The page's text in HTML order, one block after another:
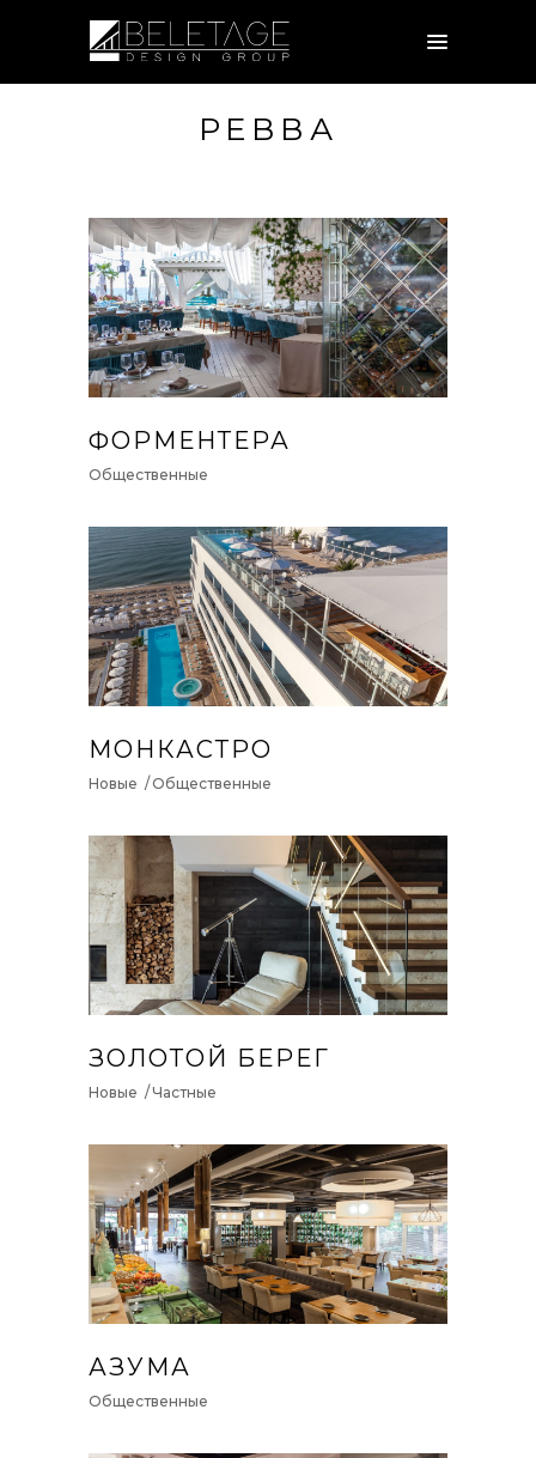
РЕВВА
ФОРМЕНТЕРА
Общественные
МОНКАСТРО
Новые Общественные
ЗОЛОТОЙ БЕРЕГ
Новые Частные
АЗУМА
Общественные